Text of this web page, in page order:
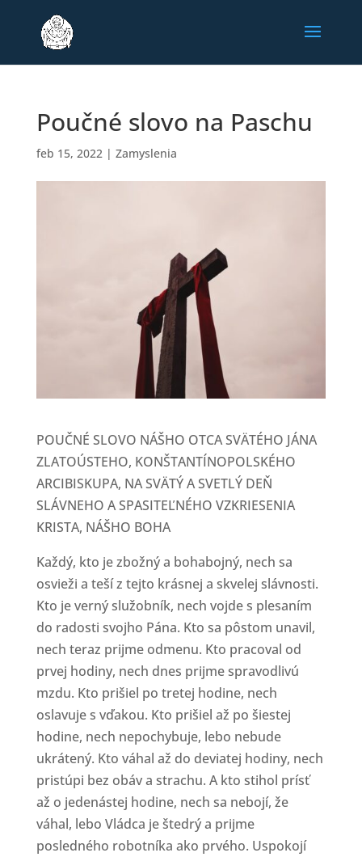
Poučné slovo na Paschu
feb 15, 2022| Zamyslenia
POUČNÉ SLOVO NÁŠHO OTCA SVÄTÉHO JÁNA
ZLATOÚSTEHO, KONŠTANTÍNOPOLSKÉHO
ARCIBISKUPA, NA SVÄTÝ A SVETLÝ DEŇ
SLÁVNEHO A SPASITEĽNÉHO VZKRIESENIA
KRISTA, NÁŠHO BOHA
Každý, kto je zbožný a bohabojný, nech sa
osvieži a teší z tejto krásnej a skvelej slávnosti.
Kto je verný služobník, nech vojde s plesaním
do radosti svojho Pána. Kto sa pôstom unavil,
nech teraz prijme odmenu. Kto pracoval od
prvej hodiny, nech dnes prijme spravodlivú
mzdu. Kto prišiel po tretej hodine, nech
oslavuje s vďakou. Kto prišiel až po šiestej
hodine, nech nepochybuje, lebo nebude
ukrátený. Kto váhal až do deviatej hodiny, nech
pristúpi bez obáv a strachu. A kto stihol prísť
až o jedenástej hodine, nech sa nebojí, že
váhal, lebo Vládca je štedrý a prijme
posledného robotníka ako prvého. Uspokojí